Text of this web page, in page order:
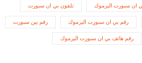
ان سبورت اليرموك تلفون بي ان سبورت
رقم بي ان سبورت اليرموك رقم بين سبورت
رقم هاتف بي ان سبورت اليرموك